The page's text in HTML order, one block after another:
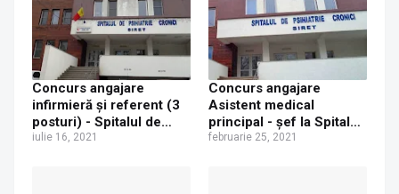
Concurs angajare
infirmieră și referent (3
posturi) - Spitalul de
Psihiatrie Cronici Siret
iulie 16, 2021
Concurs angajare
Asistent medical
principal - șef la Spitalul
de Psihiatrie Cronici
februarie 25, 2021